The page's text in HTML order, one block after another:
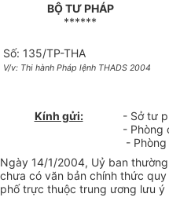
BỘ TƯ PHÁP
******
Số: 135/TP-THA
V/v: Thi hành Pháp lệnh THADS 2004
Kính gửi:
- Sở tư
- Phòng
-
Ngày 14/1/2004, Uỷ ban
chưa có văn bản chính thức
phố trực thuộc trung ương lưu ý